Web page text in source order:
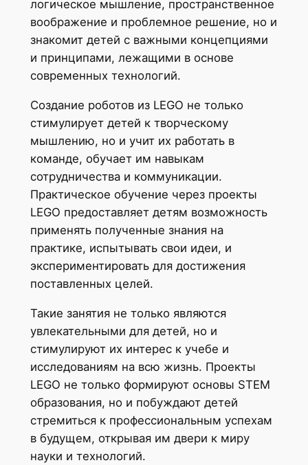
логическое мышление, пространственное
воображение и проблемное решение, но и
знакомит детей с важными концепциями
и принципами, лежащими в основе
современных технологий.
Создание роботов из LEGO не только
стимулирует детей к творческому
мышлению, но и учит их работать в
команде, обучает им навыкам
сотрудничества и коммуникации.
Практическое обучение через проекты
LEGO предоставляет детям возможность
применять полученные знания на
практике, испытывать свои идеи, и
экспериментировать для достижения
поставленных целей.
Такие занятия не только являются
увлекательными для детей, но и
стимулируют их интерес к учебе и
исследованиям на всю жизнь. Проекты
LEGO не только формируют основы STEM
образования, но и побуждают детей
стремиться к профессиональным успехам
в будущем, открывая им двери к миру
науки и технологий.